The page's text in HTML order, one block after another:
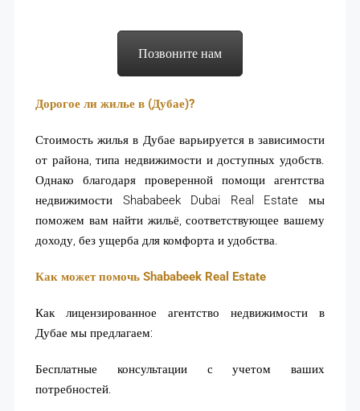
Позвоните нам
Дорогое ли жилье в (Дубае)?
Стоимость жилья в Дубае варьируется в зависимости
от района, типа недвижимости и доступных удобств.
Однако благодаря проверенной помощи агентства
недвижимости Shababeek Dubai Real Estate мы
поможем вам найти жильё, соответствующее вашему
доходу, без ущерба для комфорта и удобства.
Как может помочь Shababeek Real Estate
Как лицензированное агентство недвижимости в
Дубае мы предлагаем:
Бесплатные консультации с учетом ваших
потребностей.